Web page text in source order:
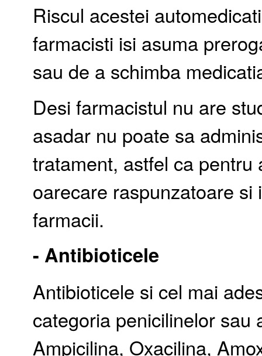
Riscul acestei
farmacisti isi asuma
sau de a schimba
Desi farmacistul nu are
asadar nu poate sa
tratament, astfel ca
oarecare raspunzatoare
farmacii.
- Antibioticele
Antibioticele si cel mai
categoria penicilinelor sau
Ampicilina, Oxacilina,